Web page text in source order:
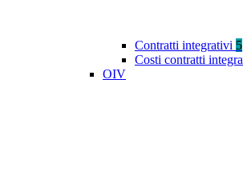
Contratti integrativi 5
Costi contratti
OIV